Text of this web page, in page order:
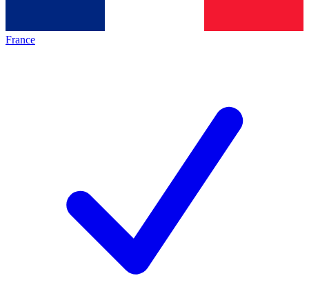
France